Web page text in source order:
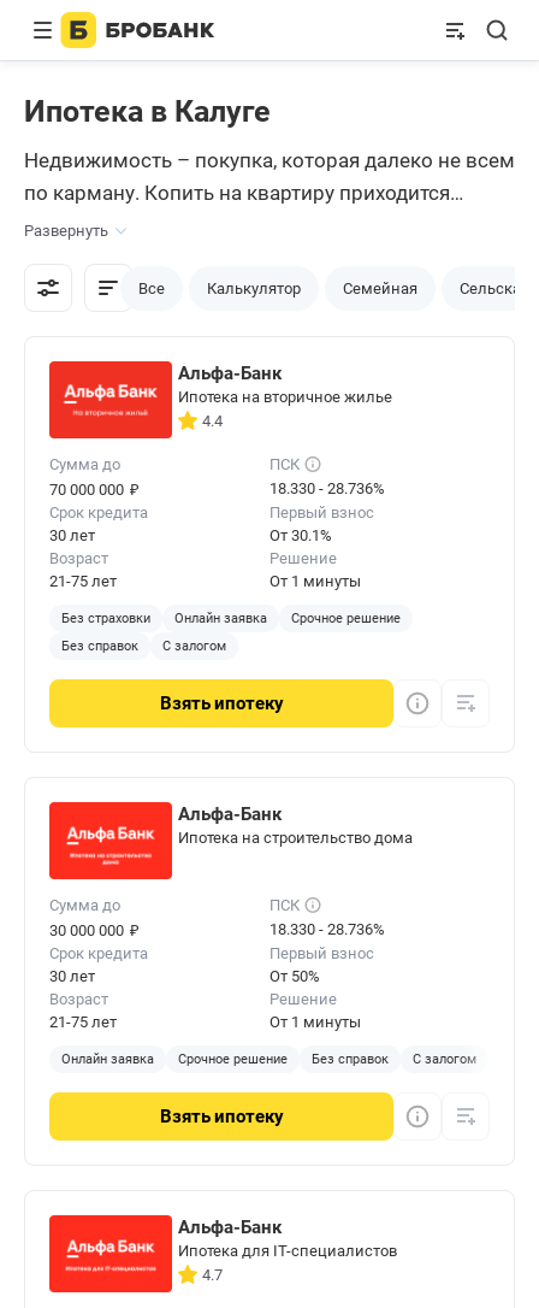
Ипотека в Калуге
Недвижимость – покупка, которая далеко не всем
по карману. Копить на квартиру приходится
долгими годами, и даже этого времени чаще
всего оказывается недостаточно, чтобы собрать
необходимую сумму. Квартиры в ипотеку –
ограничивать себя в чем-либо долгое время и
заниматься накоплением средств. Все, что для
того нужно – обратиться в подходящий банк и
выбрать удобные для себя условия. В сервисе
Бробанк есть для этого вся необходимая
информация, начиная с проверенных банков
Калуги и заканчивая всеми предложениями на
покупку квартиры.
Развернуть
Все Калькулятор Семейная Сельская
Альфа-Банк
Ипотека на вторичное жилье
4.4
Сумма до
70 000 000 ₽
ПСК
18.330 - 28.736%
Срок кредита
30 лет
Первый взнос
От 30.1%
Возраст
21-75 лет
Решение
От 1 минуты
Без страховки Онлайн заявка
Срочное решение
Без справок
С залогом
Взятьипотеку
Альфа-Банк
Ипотека на строительство дома
Сумма до
30 000 000 ₽
ПСК
18.330 - 28.736%
Срок кредита
30 лет
Первый взнос
От 50%
Возраст
21-75 лет
Решение
От 1 минуты
Онлайн заявка Срочное решение Без справок С залогом
Взятьипотеку
Альфа-Банк
Ипотека для IT-специалистов
4.7